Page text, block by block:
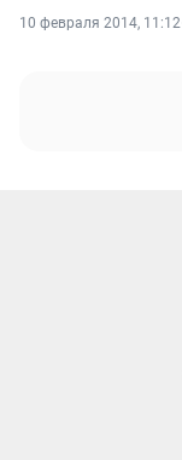
10 февраля 2014, 11:12